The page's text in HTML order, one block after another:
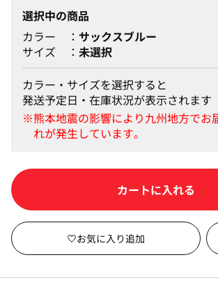
選択中の商品
カラー
サックスブルー
サイズ
未選択
カラー・サイズを選択すると
発送予定日・在庫状況が表示されます
カートに入れる